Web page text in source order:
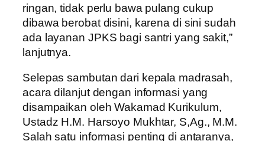
ringan, tidak perlu bawa pulang cukup
dibawa berobat disini, karena di sini sudah
ada layanan JPKS bagi santri yang sakit,”
lanjutnya.
Selepas sambutan dari kepala madrasah,
acara dilanjut dengan informasi yang
disampaikan oleh Wakamad Kurikulum,
Ustadz H.M. Harsoyo Mukhtar, S,Ag., M.M.
Salah satu informasi penting di antaranya,